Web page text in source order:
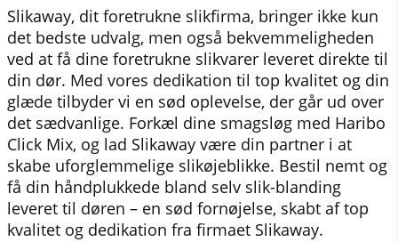
Slikaway, dit foretrukne slikfirma, bringer ikke kun
det bedste udvalg, men også bekvemmeligheden
ved at få dine foretrukne slikvarer leveret direkte til
din dør. Med vores dedikation til top kvalitet og din
glæde tilbyder vi en sød oplevelse, der går ud over
det sædvanlige. Forkæl dine smagsløg med Haribo
Click Mix, og lad Slikaway være din partner i at
skabe uforglemmelige slikøjeblikke. Bestil nemt og
få din håndplukkede bland selv slik-blanding
leveret til døren – en sød fornøjelse, skabt af top
kvalitet og dedikation fra firmaet Slikaway.